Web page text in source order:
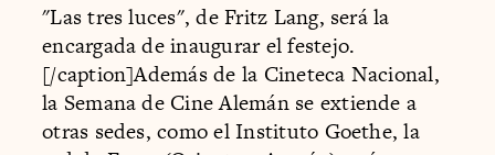
"Las tres luces", de Fritz Lang, será la
encargada de inaugurar el festejo.
[/caption]Además de la Cineteca Nacional,
la Semana de Cine Alemán se extiende a
otras sedes, como el Instituto Goethe, la